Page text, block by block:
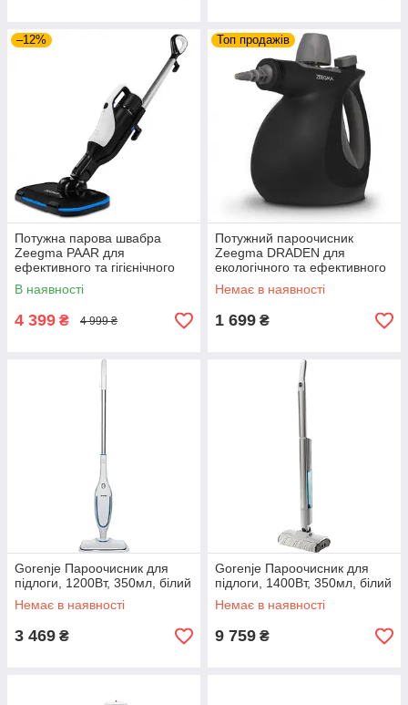
–12%
Потужна парова швабра
Zeegma PAAR для
ефективного та гігієнічного
прибирання дому без
використання шкідливих
В наявності
4 399 ₴ 4 999 ₴
Топ продажів
Потужний пароочисник
Zeegma DRADEN для
екологічного та ефективного
очищення поверхонь у
вашому домі без хімії
Немає в наявності
1 699 ₴
Gorenje Пароочисник для
підлоги, 1200Вт, 350мл, білий
Немає в наявності
3 469 ₴
Gorenje Пароочисник для
підлоги, 1400Вт, 350мл, білий
Немає в наявності
9 759 ₴